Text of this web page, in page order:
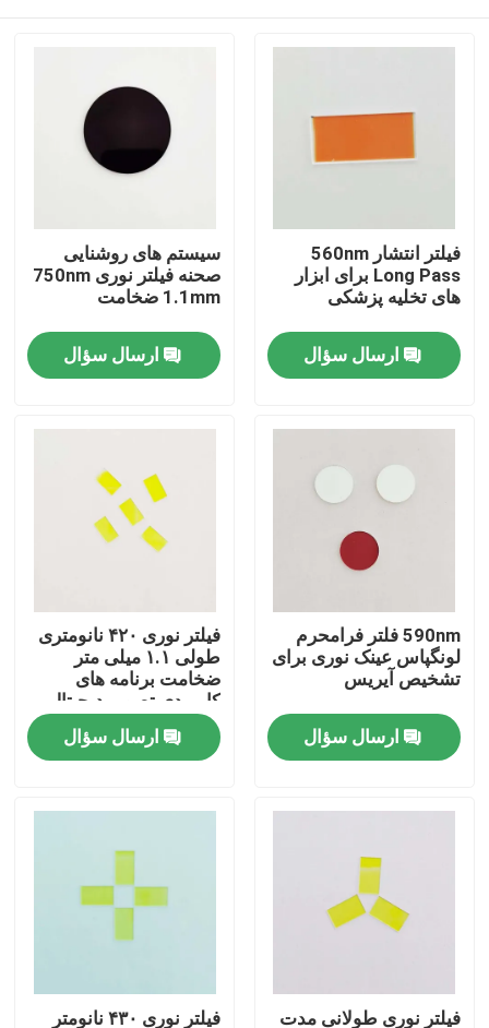
کارخانه تور
کنترل کیفیت
تماس با ما
درخواست نقل قول
فیلتر باند فلورسنت
فیلتر انتشار 560nm
Long Pass برای ابزار
های تخلیه پزشکی
ارسال سؤال
سیستم های روشنایی
صحنه فیلتر نوری 750nm
1.1mm ضخامت
ارسال سؤال
590nm فلتر فرامحرم
لونگپاس عینک نوری برای
تشخیص آیریس
ارسال سؤال
فیلتر نوری ۴۲۰ نانومتری
طولی ۱.۱ میلی متر
ضخامت برنامه های
کاربردی تصویر دیجیتال
ارسال سؤال
فیلتر نوری طولانی مدت فیلتر نوری ۴۳۰ نانومتر